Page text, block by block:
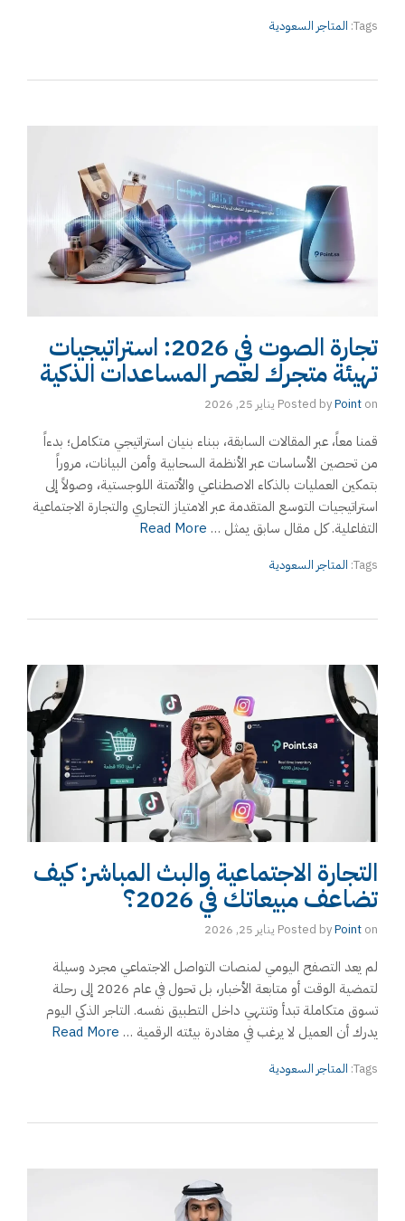
Tags: المتاجر السعودية
تجارة الصوت في 2026: استراتيجيات
تهيئة متجرك لعصر المساعدات الذكية
Posted byPoint on يناير 25, 2026
قمنا معاً، عبر المقالات السابقة، ببناء بنيان استراتيجي متكامل؛ بدءاً
من تحصين الأساسات عبر الأنظمة السحابية وأمن البيانات، مروراً
بتمكين العمليات بالذكاء الاصطناعي والأتمتة اللوجستية، وصولاً إلى
استراتيجيات التوسع المتقدمة عبر الامتياز التجاري والتجارة الاجتماعية
التفاعلية. كل مقال سابق يمثل … Read More
Tags: المتاجر السعودية
التجارة الاجتماعية والبث المباشر: كيف
تضاعف مبيعاتك في 2026؟
Posted byPoint on يناير 25, 2026
لم يعد التصفح اليومي لمنصات التواصل الاجتماعي مجرد وسيلة
لتمضية الوقت أو متابعة الأخبار، بل تحول في عام 2026 إلى رحلة
تسوق متكاملة تبدأ وتنتهي داخل التطبيق نفسه. التاجر الذكي اليوم
يدرك أن العميل لا يرغب في مغادرة بيئته الرقمية … Read More
Tags: المتاجر السعودية